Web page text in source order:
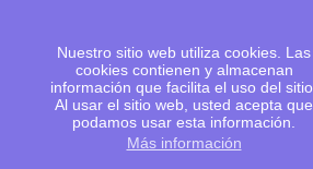
Nuestro sitio web utiliza cookies. Las
cookies contienen y almacenan
información que facilita el uso del sitio.
Al usar el sitio web, usted acepta que
podamos usar esta información.
Más información